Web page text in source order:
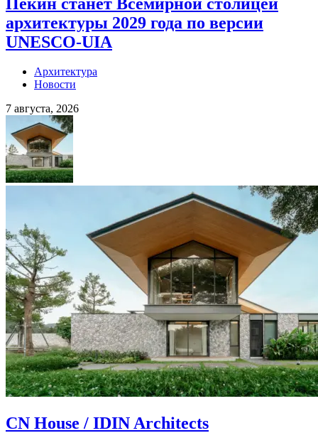
архитектуры 2029 года по версии
UNESCO-UIA
Архитектура
Новости
7 августа, 2026
CN House / IDIN Architects